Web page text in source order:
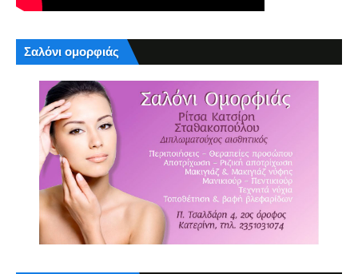
Σαλόνι ομορφιάς